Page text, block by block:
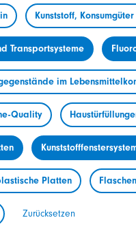
Kunststoff,
Transportsysteme
im
Quality
Platten
Zurücksetzen